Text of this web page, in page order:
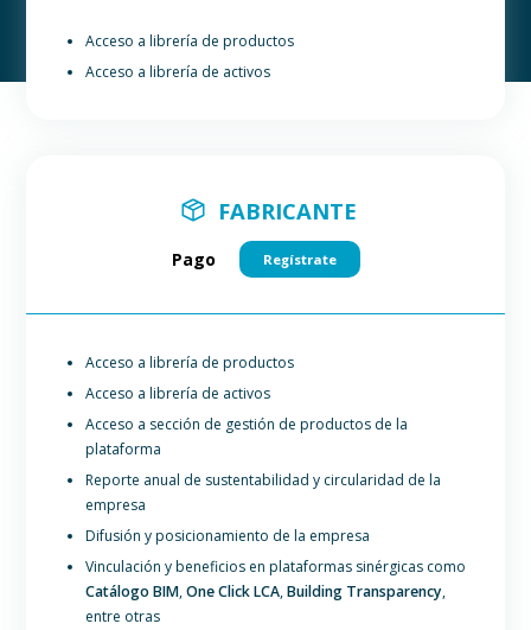
Acceso a librería de productos
Acceso a librería de activos
FABRICANTE
Pago Regístrate
Acceso a librería de productos
Acceso a librería de activos
Acceso a sección de gestión de productos de la
plataforma
Reporte anual de sustentabilidad y circularidad de la
empresa
Difusión y posicionamiento de la empresa
Vinculación y beneficios en plataformas sinérgicas como
Catálogo BIM,One Click LCA,Building Transparency,
entre otras